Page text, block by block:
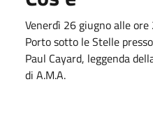
Venerdì 26 giugno alle
Porto sotto le Stelle
Paul Cayard, leggenda
di A.M.A.